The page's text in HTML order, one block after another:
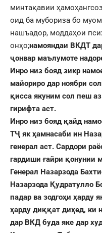
минтақавии
оид ба мубориза бо
нашъадор, моддаҳои
онҳо;намояндаи ВКДТ
ҷонвар маълумоте
Инро низ бояд зикр
майориро дар ноябри
қисса якуним сол пеш
гирифта аст.
Инро низ бояд қайд
ТҶ як ҳамнасаби ин
генерал аст. Сардори
гардиши ғайри қонунии
Генерал Назарзода
Назарзода Қудратулло
падар ва зодгоҳи ҳарду
ҳарду диққат диҳед, ки
дар ВКД буда яке дар